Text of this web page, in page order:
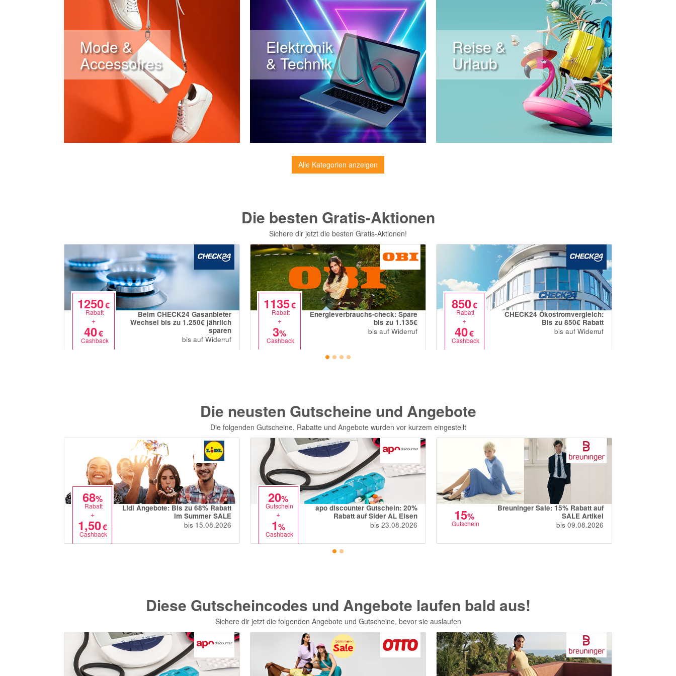
Mode &
Accessoires
Elektronik
& Technik
Reise &
Urlaub
Alle Kategorien anzeigen
Die besten Gratis-Aktionen
Sichere dir jetzt die besten Gratis-Aktionen!
1250€
Rabatt
+
40€
Cashback
Beim CHECK24 Gasanbieter
Wechsel bis zu 1.250€ jährlich
sparen
bis auf Widerruf
1135€
Rabatt
+
3%
Cashback
Energieverbrauchs-check: Spare
bis zu 1.135€
bis auf Widerruf
850€
Rabatt
+
40€
Cashback
CHECK24 Ökostromvergleich:
Bis zu 850€ Rabatt
bis auf Widerruf
Die neusten Gutscheine und Angebote
Die folgenden Gutscheine, Rabatte und Angebote wurden vor kurzem eingestellt
68%
Rabatt
+
1,50€
Cashback
Lidl Angebote: Bis zu 68% Rabatt
im Summer SALE
bis 15.08.2026
20%
Gutschein
+
1%
Cashback
apo discounter Gutschein: 20%
Rabatt auf Sider AL Eisen
bis 23.08.2026
15%
Gutschein
Breuninger Sale: 15% Rabatt auf
SALE Artikel
bis 09.08.2026
Diese Gutscheincodes und Angebote laufen bald aus!
Sichere dir jetzt die folgenden Angebote und Gutscheine, bevor sie auslaufen